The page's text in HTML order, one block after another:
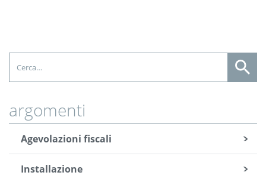
argomenti
Agevolazioni fiscali
Installazione